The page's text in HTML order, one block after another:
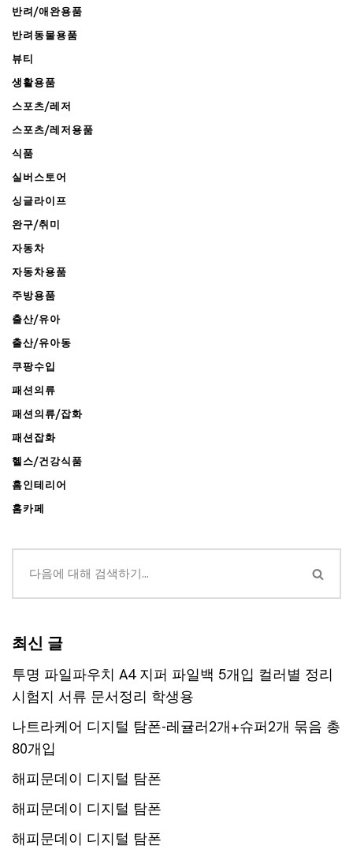
반려/애완용품
반려동물용품
뷰티
생활용품
스포츠/레저
스포츠/레저용품
식품
실버스토어
싱글라이프
완구/취미
자동차
자동차용품
주방용품
출산/유아
출산/유아동
쿠팡수입
패션의류
패션의류/잡화
패션잡화
헬스/건강식품
홈인테리어
홈카페
최신 글
투명 파일파우치 A4 지퍼 파일백 5개입 컬러별 정리
시험지 서류 문서정리 학생용
나트라케어 디지털 탐폰-레귤러2개+슈퍼2개 묶음 총
80개입
해피문데이 디지털 탐폰
해피문데이 디지털 탐폰
해피문데이 디지털 탐폰